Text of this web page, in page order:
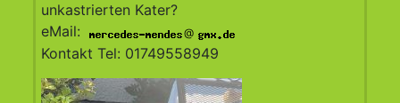
unkastrierten Kater?
eMail:
@
Kontakt Tel: 01749558949